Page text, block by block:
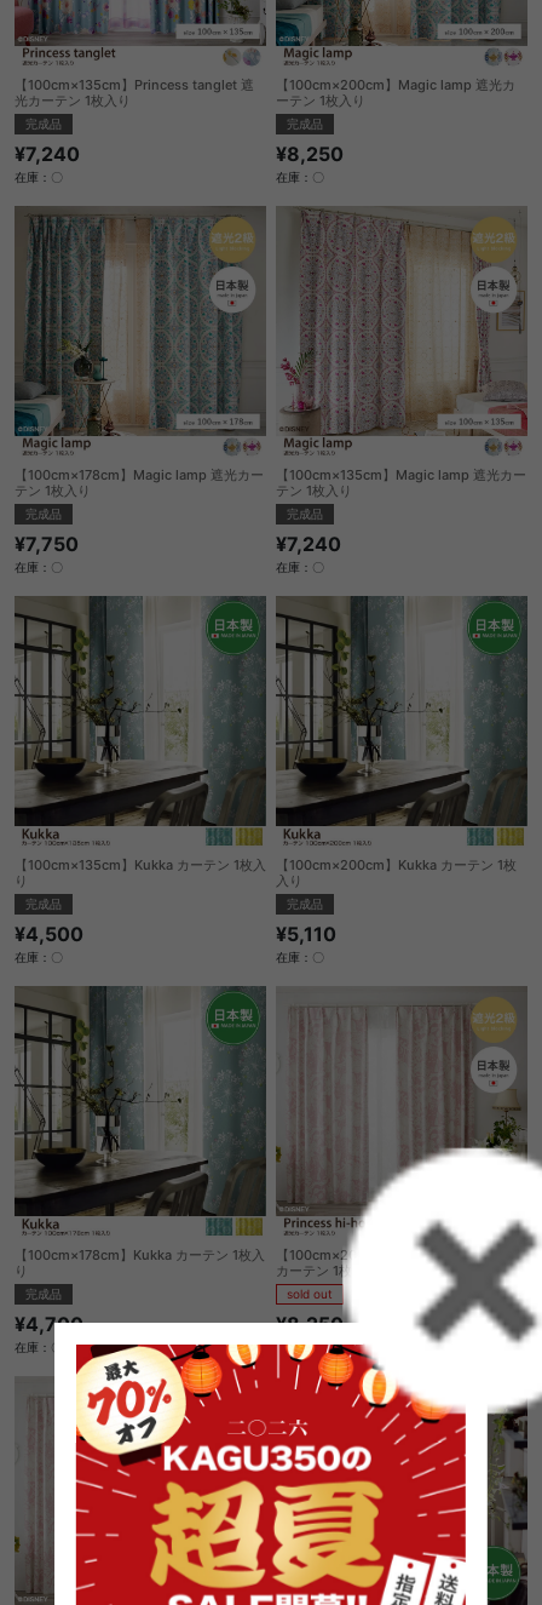
【100cm×135cm】Princess tanglet 遮
光カーテン 1枚入り
完成品
¥7,240
在庫：〇
【100cm×200cm】Magic lamp 遮光カ
ーテン 1枚入り
完成品
¥8,250
在庫：〇
【100cm×178cm】Magic lamp 遮光カー
テン 1枚入り
完成品
¥7,750
在庫：〇
【100cm×135cm】Magic lamp 遮光カー
テン 1枚入り
完成品
¥7,240
在庫：〇
【100cm×135cm】Kukka カーテン 1枚入
り
完成品
¥4,500
在庫：〇
【100cm×200cm】Kukka カーテン 1枚
入り
完成品
¥5,110
在庫：〇
【100cm×178cm】Kukka カーテン 1枚入
り
完成品
¥4,700
在庫：〇
【100cm×200cm】Princess hi-ho 遮光
カーテン 1枚入り
sold out
¥8,250